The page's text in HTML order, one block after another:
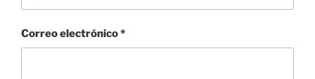
Correo electrónico*